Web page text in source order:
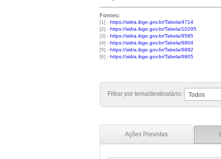
Fontes:
[1] - https://sidra.ibge.gov.br/Tabela/4714
[2] - https://sidra.ibge.gov.br/Tabela/10295
[3] - https://sidra.ibge.gov.br/Tabela/9585
[4] - https://sidra.ibge.gov.br/Tabela/6804
[5] - https://sidra.ibge.gov.br/Tabela/6892
[6] - https://sidra.ibge.gov.br/Tabela/6805
Filtrar por tema/destinatário: Todos
Ações Previstas